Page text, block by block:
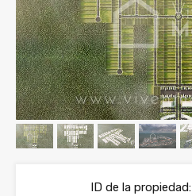
ID de la propiedad: